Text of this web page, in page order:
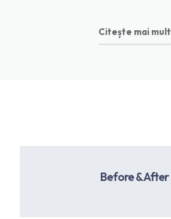
Citește mai mult
Before & After